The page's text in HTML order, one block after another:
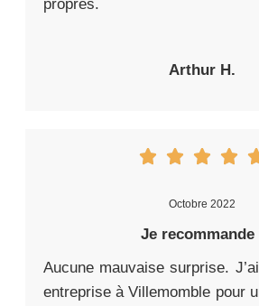
propres.
Arthur H.
Octobre 2022
Je recommande
Aucune mauvaise surprise.
entreprise à Villemomble pour